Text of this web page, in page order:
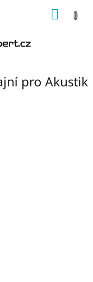
pro Akustik